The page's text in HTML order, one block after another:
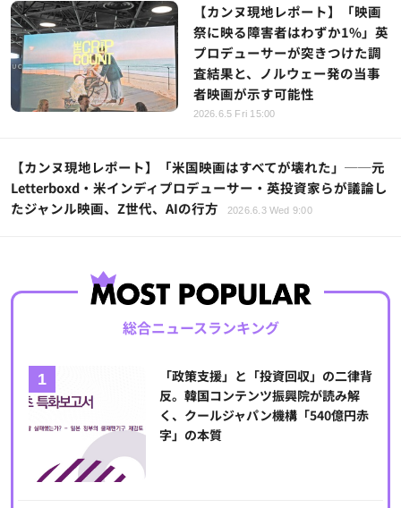
【カンヌ現地レポート】「映画
祭に映る障害者はわずか1%」英
プロデューサーが突きつけた調
査結果と、ノルウェー発の当事
者映画が示す可能性
2026.6.5 Fri 15:00
【カンヌ現地レポート】「米国映画はすべてが壊れた」──元
Letterboxd・米インディプロデューサー・英投資家らが議論し
たジャンル映画、Z世代、AIの行方
2026.6.3 Wed 9:00
総合ニュースランキング
「政策支援」と「投資回収」の二律背
反。韓国コンテンツ振興院が読み解
く、クールジャパン機構「540億円赤
字」の本質